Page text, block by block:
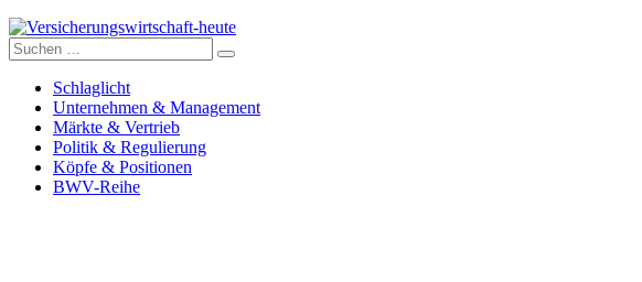
Versicherungswirtschaft-heute
Suche
nach:
Schlaglicht
Unternehmen & Management
Märkte & Vertrieb
Politik & Regulierung
Köpfe & Positionen
BWV-Reihe